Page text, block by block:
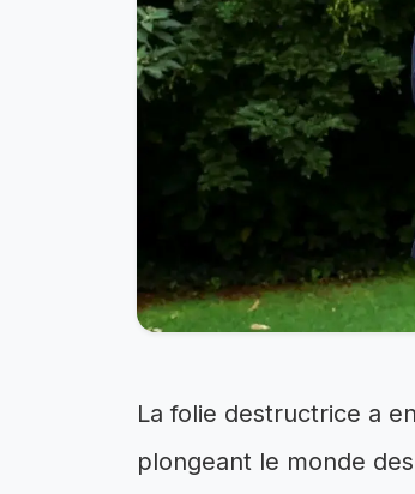
La folie destructrice a
plongeant le monde